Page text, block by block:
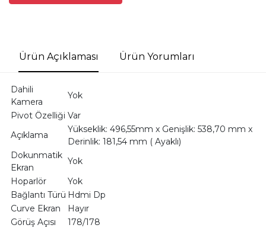
Ürün Açıklaması Ürün Yorumları
Dahili
Kamera
Yok
Pivot Özelliği Var
Açıklama
Yükseklik: 496,55mm x Genişlik: 538,70 mm x
Derinlik: 181,54 mm ( Ayaklı)
Dokunmatik
Ekran
Yok
Hoparlör
Yok
Bağlantı Türü Hdmi Dp
Curve Ekran
Hayır
Görüş Açısı
178/178